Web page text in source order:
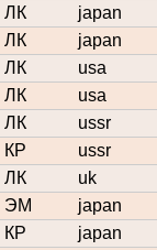
ЛК
japan
ЛК
japan
ЛК
usa
ЛК
usa
ЛК
ussr
КР
ussr
ЛК
uk
ЭМ
japan
КР
japan